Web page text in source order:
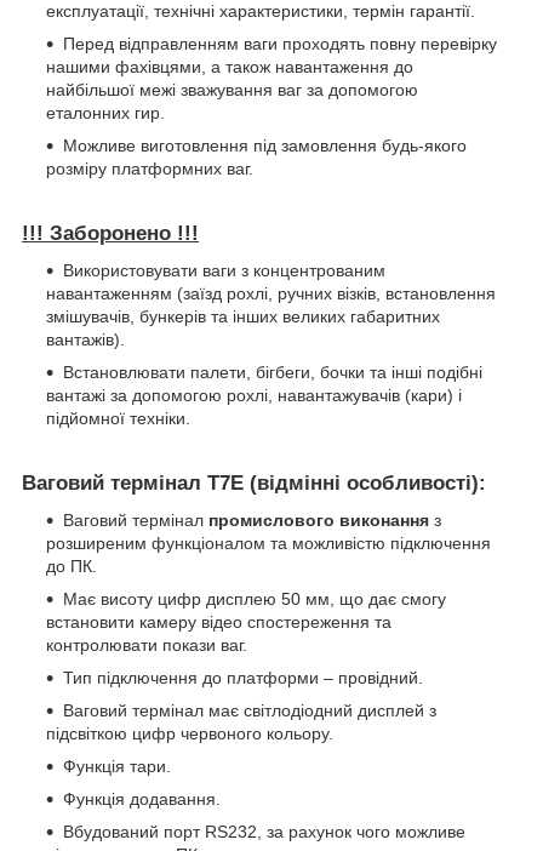
експлуатації, технічні характеристики, термін гарантії.
Перед відправленням ваги проходять повну перевірку
нашими фахівцями, а також навантаження до
найбільшої межі зважування ваг за допомогою
еталонних гир.
Можливе виготовлення під замовлення будь-якого
розміру платформних ваг.
!!! Заборонено !!!
Використовувати ваги з концентрованим
навантаженням (заїзд рохлі, ручних візків, встановлення
змішувачів, бункерів та інших великих габаритних
вантажів).
Встановлювати палети, бігбеги, бочки та інші подібні
вантажі за допомогою рохлі, навантажувачів (кари) і
підйомної техніки.
Ваговий термінал T7E (відмінні особливості):
Ваговий термінал промислового виконання з
розширеним функціоналом та можливістю підключення
до ПК.
Має висоту цифр дисплею 50 мм, що дає смогу
встановити камеру відео спостереження та
контролювати покази ваг.
Тип підключення до платформи – провідний.
Ваговий термінал має світлодіодний дисплей з
підсвіткою цифр червоного кольору.
Функція тари.
Функція додавання.
Вбудований порт RS232, за рахунок чого можливе